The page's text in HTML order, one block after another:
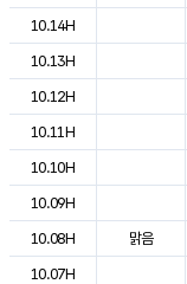
10.14H
10.13H
10.12H
10.11H
10.10H
10.09H
10.08H
맑음
10.07H